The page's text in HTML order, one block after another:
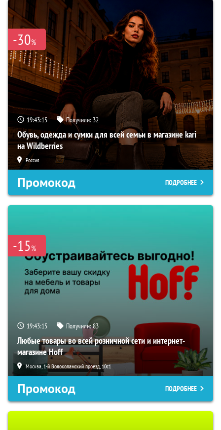
-30%
19:43:14 Получили: 32
Обувь, одежда и сумки для всей семьи в магазине kari
на Wildberries
Россия
Промокод ПОДРОБНЕЕ
-15%
19:43:14 Получили:83
Любые товары во всей розничной сети и интернет-
магазине Hoff
Москва, 1-й Волоколамский проезд, 10с1
Промокод ПОДРОБНЕЕ